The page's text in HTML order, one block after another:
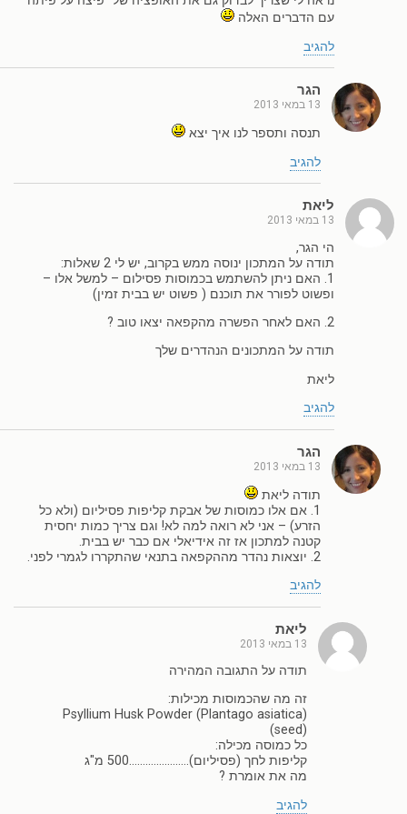
עם הדברים האלה
להגיב
הגר
13 במאי 2013
תנסה ותספר לנו איך יצא
להגיב
ליאת
13 במאי 2013
הי הגר,
תודה על המתכון ינוסה ממש בקרוב, יש לי 2 שאלות:
1. האם ניתן להשתמש בכמוסות פסילום – למשל אלו –
ופשוט לפורר את תוכנם ( פשוט יש בבית זמין)
2. האם לאחר הפשרה מהקפאה יצאו טוב ?
תודה על המתכונים הנהדרים שלך
ליאת
להגיב
הגר
13 במאי 2013
תודה ליאת
1. אם אלו כמוסות של אבקת קליפות פסיליום (ולא כל
הזרע) – אני לא רואה למה לא! וגם צריך כמות יחסית
קטנה למתכון אז זה אידיאלי אם כבר יש בבית.
2. יוצאות נהדר מההקפאה בתנאי שהתקררו לגמרי לפני.
להגיב
ליאת
13 במאי 2013
תודה על התגובה המהירה
זה מה שהכמוסות מכילות:
Psyllium Husk Powder (Plantago asiatica)
(seed)
כל כמוסה מכילה:
קליפות לחך (פסיליום)………………….500 מ"ג
מה את אומרת ?
להגיב